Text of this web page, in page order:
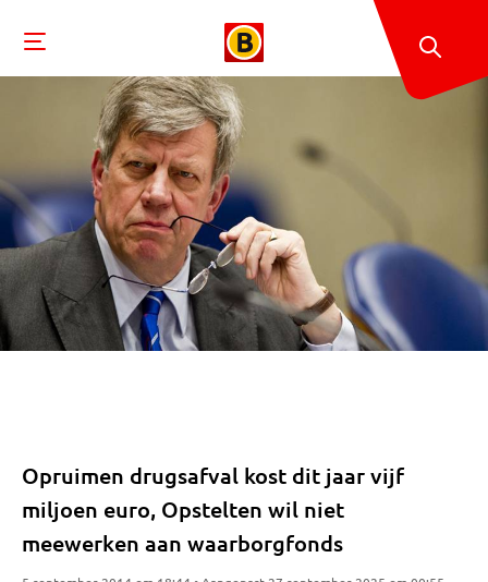
Opruimen drugsafval kost dit jaar vijf
miljoen euro, Opstelten wil niet
meewerken aan waarborgfonds